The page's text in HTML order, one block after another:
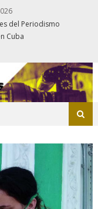
del Periodismo
Cuba